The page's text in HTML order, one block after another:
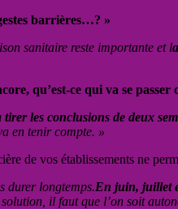
barrières…? »
sanitaire reste importante et l
qu’est-ce qui va se passer
les conclusions de deux
en tenir compte. »
de vos établissements ne
durer longtemps.En juin, juillet
il faut que l’on soit